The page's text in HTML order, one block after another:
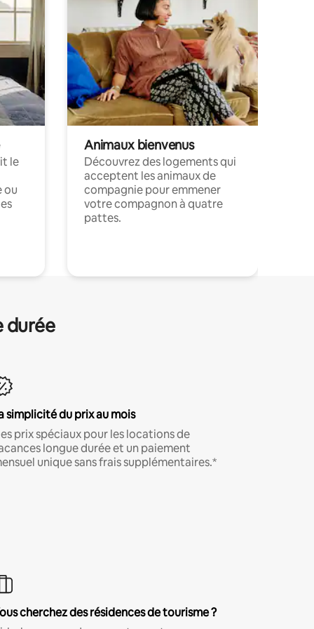
le
ou
Animaux bienvenus
Découvrez des logements qui
acceptent les animaux de
compagnie pour emmener
votre compagnon à quatre
pattes.
durée
simplicité du prix au mois
prix spéciaux pour les locations de
longue durée et un paiement
unique sans frais supplémentaires.*
cherchez des résidences de tourisme ?